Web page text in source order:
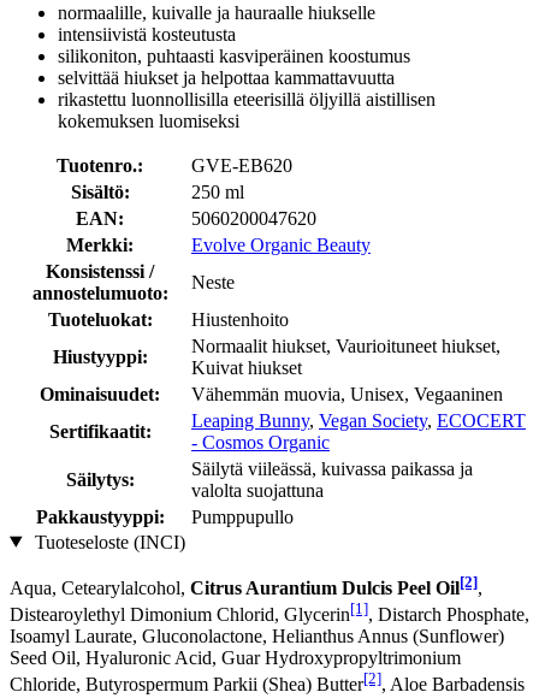
normaalille, kuivalle ja hauraalle hiukselle
intensiivistä kosteutusta
silikoniton, puhtaasti kasviperäinen koostumus
selvittää hiukset ja helpottaa kammattavuutta
rikastettu luonnollisilla eteerisillä öljyillä aistillisen
kokemuksen luomiseksi
Tuotenro.:
GVE-EB620
Sisältö:
250 ml
EAN:
5060200047620
Merkki:
Evolve Organic Beauty
Konsistenssi /
annostelumuoto:
Neste
Tuoteluokat:
Hiustenhoito
Hiustyyppi:
Normaalit hiukset, Vaurioituneet hiukset,
Kuivat hiukset
Ominaisuudet:
Vähemmän muovia, Unisex, Vegaaninen
Sertifikaatit:
Leaping Bunny, Vegan Society, ECOCERT
- Cosmos Organic
Säilytys:
Säilytä viileässä, kuivassa paikassa ja
valolta suojattuna
Pakkaustyyppi:
Pumppupullo
Tuoteseloste (INCI)
Aqua, Cetearylalcohol, Citrus Aurantium Dulcis Peel Oil[2],
Distearoylethyl Dimonium Chlorid, Glycerin[1], Distarch Phosphate,
Isoamyl Laurate, Gluconolactone, Helianthus Annus (Sunflower)
Seed Oil, Hyaluronic Acid, Guar Hydroxypropyltrimonium
Chloride, Butyrospermum Parkii (Shea) Butter[2], Aloe Barbadensis